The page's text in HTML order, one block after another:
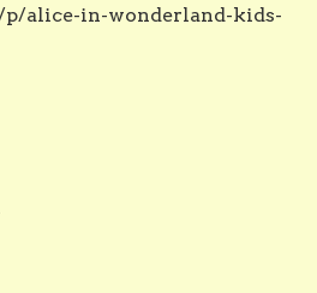
alice-in-wonderland-kids-